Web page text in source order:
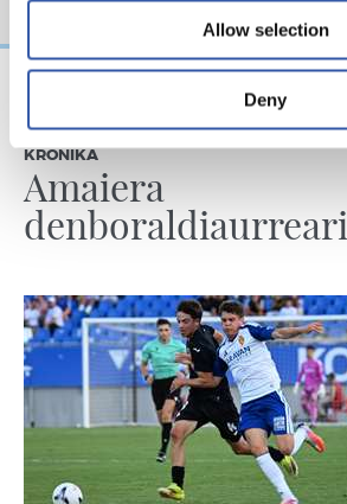
Allow selection
Deny
2026/08/08
KRONIKA
Amaiera
denboraldiaurreari